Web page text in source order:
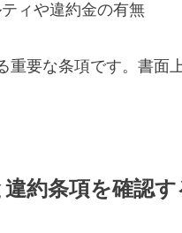
ィや違約金の有無
重要な条項です。書面
約条項を確認す